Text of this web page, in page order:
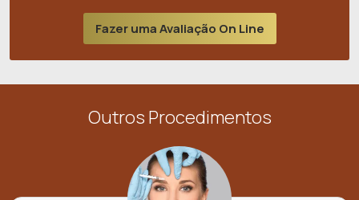
Fazer uma Avaliação On Line
Outros Procedimentos